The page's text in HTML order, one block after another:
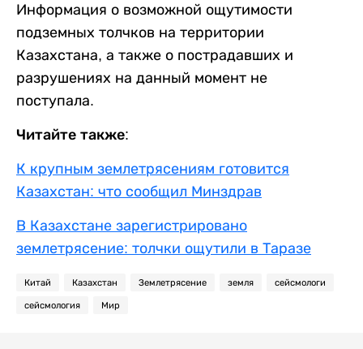
Информация о возможной ощутимости
подземных толчков на территории
Казахстана, а также о пострадавших и
разрушениях на данный момент не
поступала.
Читайте также:
К крупным землетрясениям готовится
Казахстан: что сообщил Минздрав
В Казахстане зарегистрировано
землетрясение: толчки ощутили в Таразе
Китай Казахстан Землетрясение земля сейсмологи
сейсмология Мир